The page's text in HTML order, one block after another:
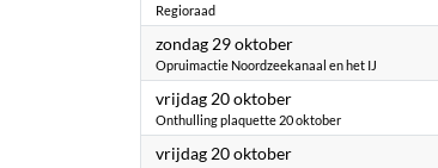
Regioraad
zondag 29 oktober2023
Opruimactie Noordzeekanaal en het IJ
vrijdag 20 oktober2023
Onthulling plaquette 20 oktober
vrijdag 20 oktober2023